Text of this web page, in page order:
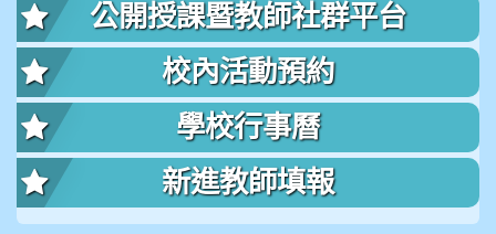
公開授課暨教師社群平台
校內活動預約
學校行事曆
新進教師填報